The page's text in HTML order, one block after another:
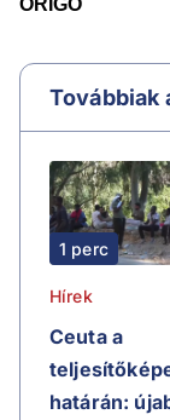
Továbbiak
1 perc
Hírek
Ceuta a
határán: